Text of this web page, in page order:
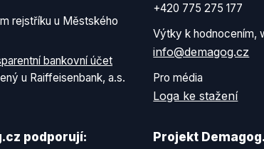
rejstříku u Městského
bankovní účet
u Raiffeisenbank, a.s.
+420 775 275 177
Výtky k hodnocením,
info@demagog.cz
Pro média
Loga ke stažení
podporují: Projekt